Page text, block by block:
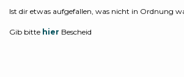
Ist dir etwas aufgefallen, was nicht in Ordnung
Gib bitte hier Bescheid